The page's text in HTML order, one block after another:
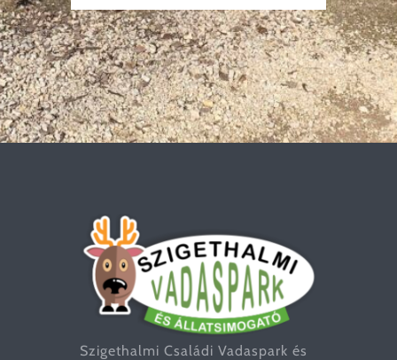
Szigethalmi Családi Vadaspark és